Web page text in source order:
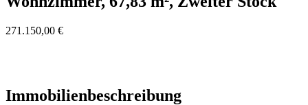
271.150,00 €
Immobilienbeschreibung